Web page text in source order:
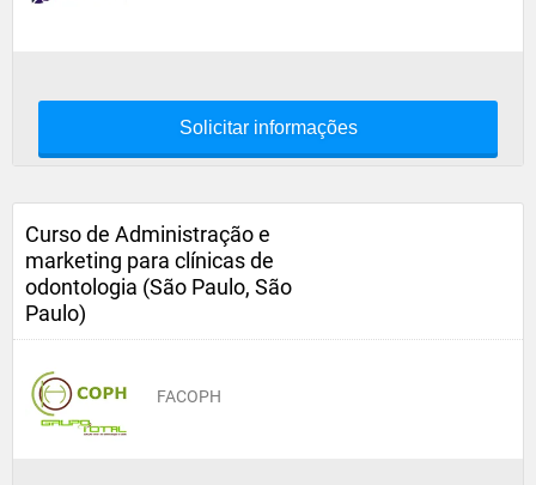
Solicitar informações
Curso de Administração e
marketing para clínicas de
odontologia (São Paulo, São
Paulo)
FACOPH